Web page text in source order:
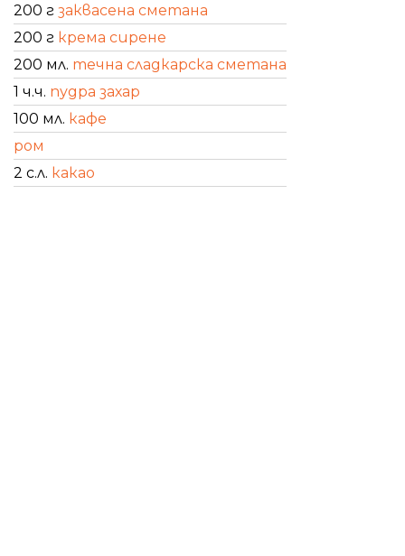
200 г заквасена сметана
200 г крема сирене
200 мл. течна сладкарска сметана
1 ч.ч. пудра захар
100 мл. кафе
ром
2 с.л. какао